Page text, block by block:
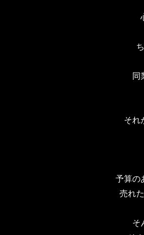
同
それ
予算の
売れ
そ